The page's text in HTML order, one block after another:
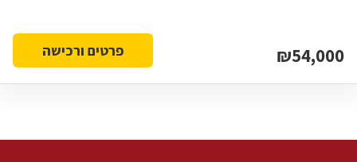
₪54,000 פרטים ורכישה